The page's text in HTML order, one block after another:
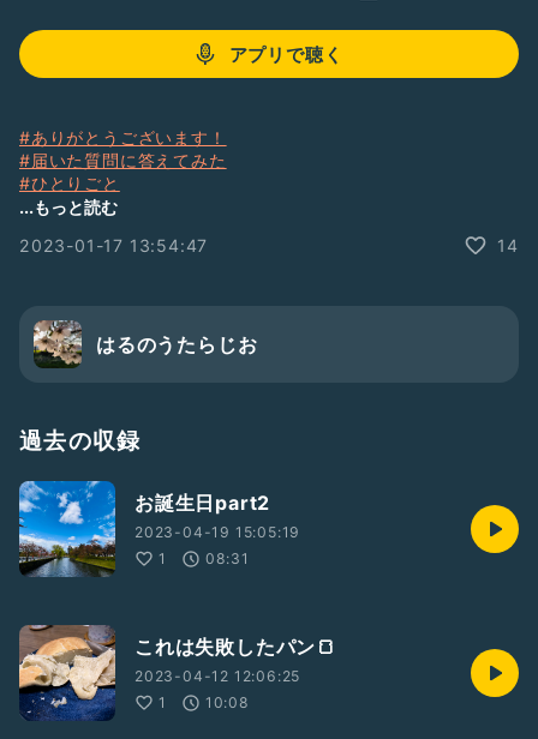
アプリで聴く
#ありがとうございます！
#届いた質問に答えてみた
#ひとりごと
#話す練習
...もっと読む
2023-01-17 13:54:47
14
はるのうたらじお
過去の収録
お誕生日part2
2023-04-19 15:05:19
1
08:31
これは失敗したパン🍞
2023-04-12 12:06:25
1
10:08